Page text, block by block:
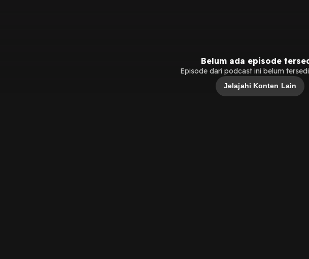
Belum ada episode
Episode dari podcast ini belum
Jelajahi Konten Lain